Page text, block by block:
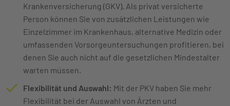
Krankenversicherung (GKV). Als privat versicherte
Person können Sie von zusätzlichen Leistungen wie
Einzelzimmer im Krankenhaus, alternative Medizin oder
umfassenden Vorsorgeuntersuchungen profitieren, bei
denen Sie auch nicht auf die gesetzlichen Mindestalter
warten müssen.
Flexibilität und Auswahl: Mit der PKV haben Sie mehr
Flexibilität bei der Auswahl von Ärzten und